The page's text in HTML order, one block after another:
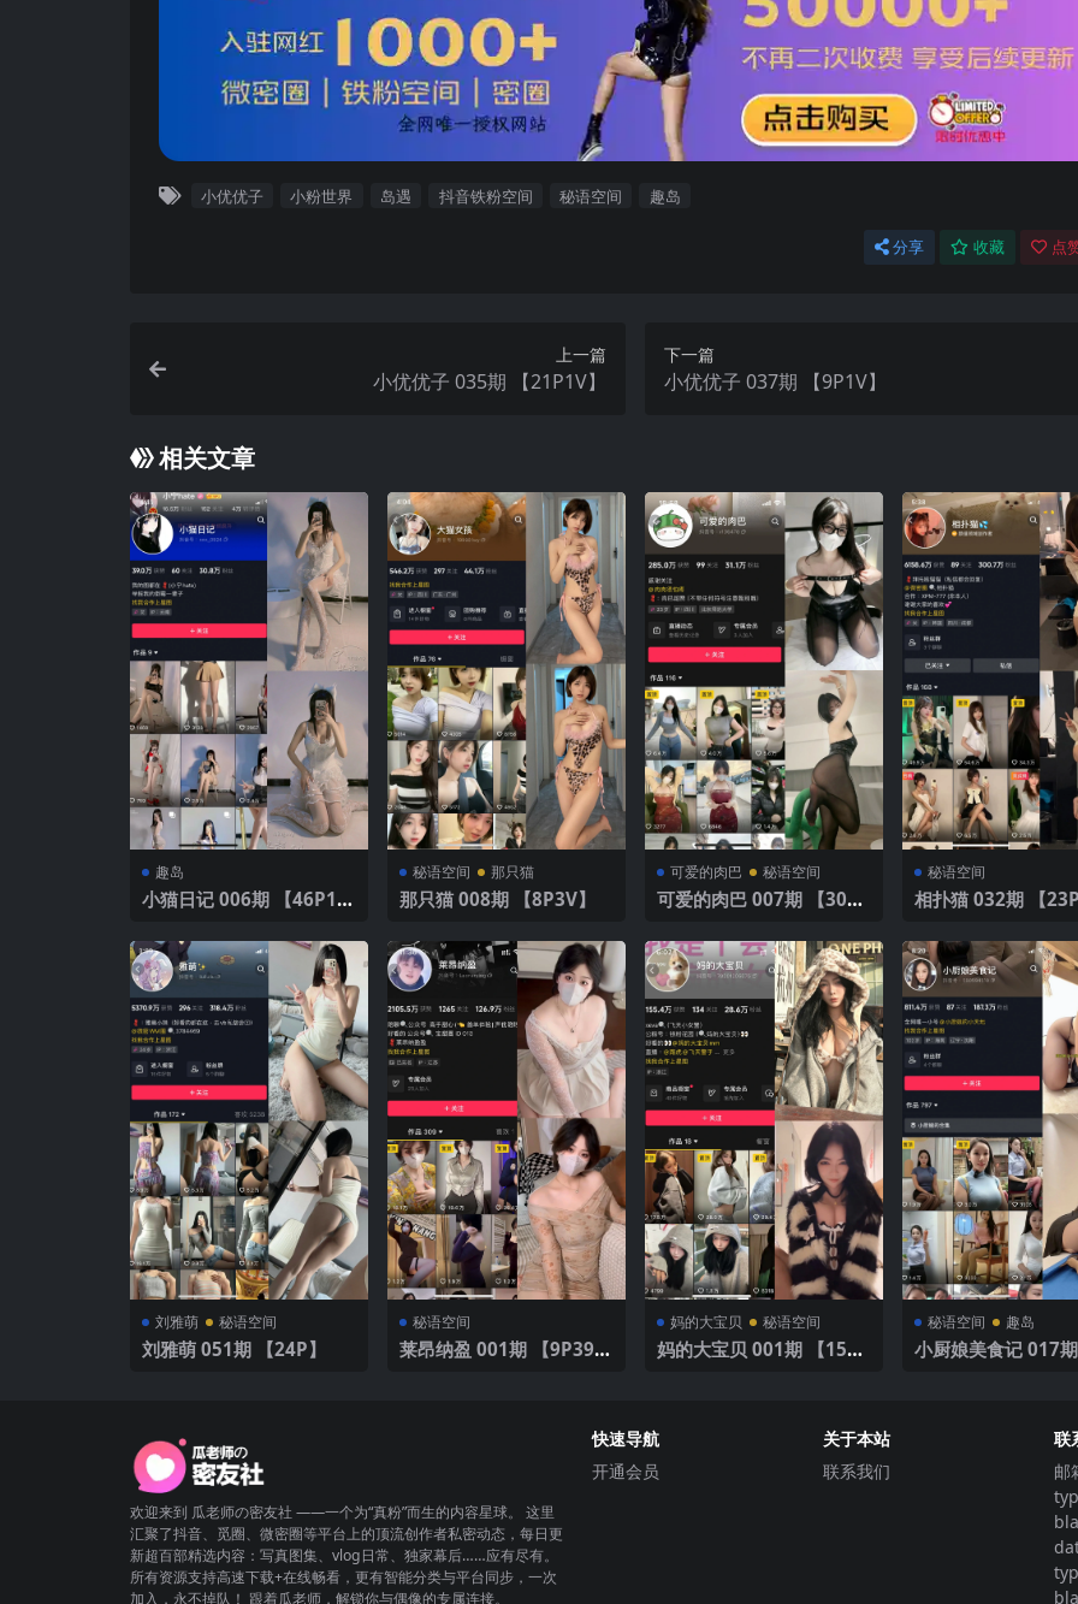
小优优子 小粉世界 岛遇 抖音铁粉空间 秘语空间 趣岛
分享 收藏 点
上一篇
小优优子 035期 【21P1V】
下一篇
小优优子 037期 【9P1V】
相关文章
趣岛
小猫日记 006期 【46P1
秘语空间 那只猫
那只猫 008期 【8P3V】
可爱的肉巴 秘语空间
可爱的肉巴 007期 【30P5
秘语空间
相扑猫 032期 【23P】 20
刘雅萌 秘语空间
刘雅萌 051期 【24P】
秘语空间
莱昂纳盈 001期 【9P39
妈的大宝贝 秘语空间
妈的大宝贝 001期 【15P1
秘语空间 趣岛
小厨娘美食记 017
欢迎来到 瓜老师の密友社 ——一个为“真粉”而生的内容星球。 这里
汇聚了抖音、觅圈、微密圈等平台上的顶流创作者私密动态，每日更
新超百部精选内容：写真图集、vlog日常、独家幕后……应有尽有。
所有资源支持高速下载+在线畅看，更有智能分类与平台同步，一次
加入，永不掉队！ 跟着瓜老师，解锁你与偶像的专属连接。
快速导航
开通会员
关于本站
联系我们
联
邮